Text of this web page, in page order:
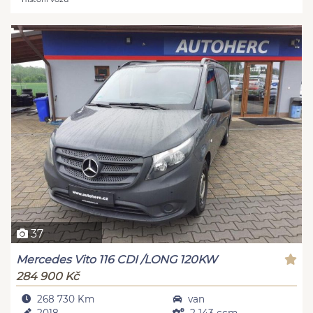
37
Mercedes Vito 116 CDI /LONG 120KW
284 900 Kč
268 730 Km
van